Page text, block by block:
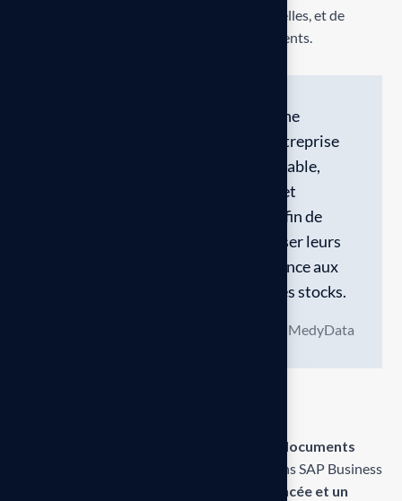
image de marque, d’éviter les erreurs manuelles, et de
répondre aux besoins spécifiques de vos clients.
SAP Business One est une
solution de gestion d’entreprise
(ERP) complète et abordable,
conçue pour les petites et
moyennes entreprises afin de
simplifier et d’automatiser leurs
processus clés, de la finance aux
ventes, en passant par les stocks.
MedyData
créer des documents
dans SAP Business
personnalisation avancée et un